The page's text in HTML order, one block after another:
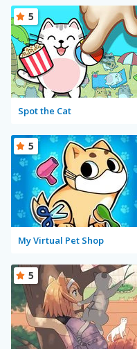
Spot the Cat
5
My Virtual Pet Shop
5
5